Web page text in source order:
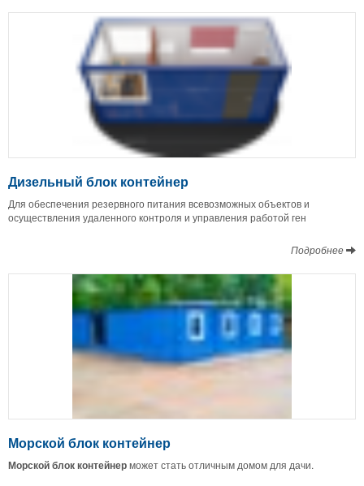
Дизельный блок контейнер
Для обеспечения резервного питания всевозможных объектов и
осуществления удаленного контроля и управления работой ген
Подробнее
Морской блок контейнер
Морской блок контейнерможет стать отличным домом для дачи.